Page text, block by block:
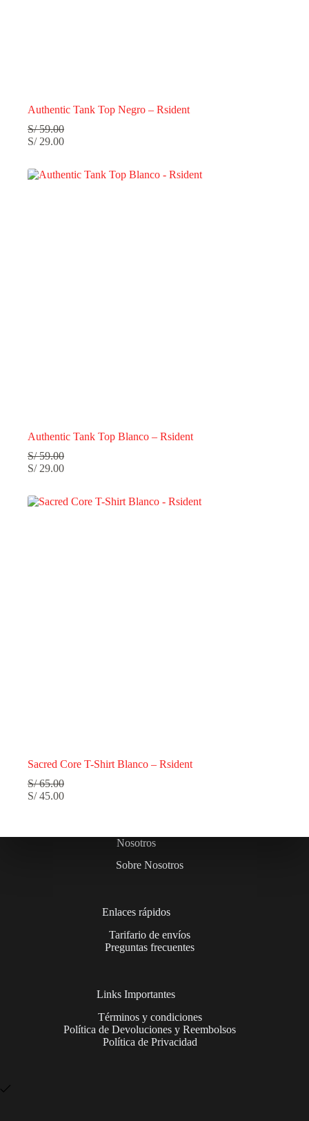
Authentic Tank Top Negro – Rsident
S/59.00
S/29.00
Authentic Tank Top Blanco – Rsident
S/59.00
S/29.00
Sacred Core T-Shirt Blanco – Rsident
S/65.00
S/45.00
Nosotros
Sobre Nosotros
Enlaces rápidos
Tarifario de envíos
Preguntas frecuentes
Links Importantes
Términos y condiciones
Política de Devoluciones y Reembolsos
Política de Privacidad